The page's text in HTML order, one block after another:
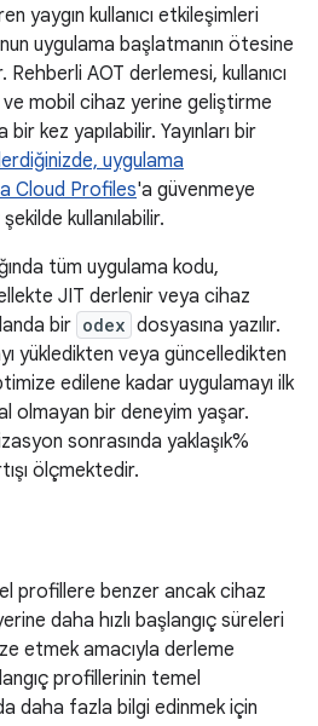
yaygın kullanıcı etkileşimleri
uygulama başlatmanın ötesine
Rehberli AOT derlemesi, kullanıcı
ve mobil cihaz yerine geliştirme
bir kez yapılabilir. Yayınları bir
uygulama
Cloud Profiles'a güvenmeye
kullanılabilir.
tüm uygulama kodu,
JIT derlenir veya cihaz
bir odex dosyasına yazılır.
yükledikten veya güncelledikten
edilene kadar uygulamayı ilk
olmayan bir deneyim yaşar.
sonrasında yaklaşık%
ölçmektedir.
profillere benzer ancak cihaz
daha hızlı başlangıç süreleri
etmek amacıyla derleme
profillerinin temel
daha fazla bilgi edinmek için